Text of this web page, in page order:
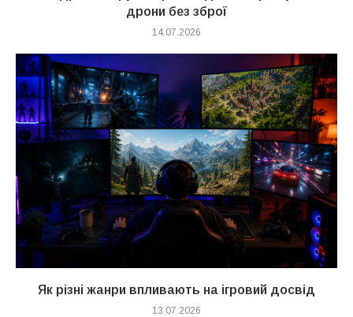
дрони без зброї
14.07.2026
Як різні жанри впливають на ігровий досвід
13.07.2026